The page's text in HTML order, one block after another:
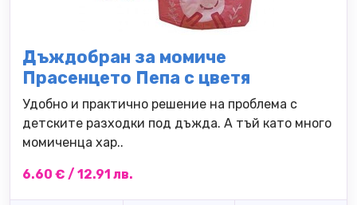
Дъждобран за момиче
Прасенцето Пепа с цветя
Удобно и практично решение на проблема с
детските разходки под дъжда. А тъй като много
момиченца хар..
6.60 € / 12.91 лв.